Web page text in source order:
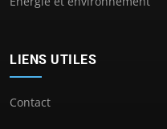
LIENS UTILES
Contact